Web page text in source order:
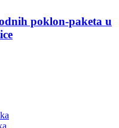
poklon-paketa u